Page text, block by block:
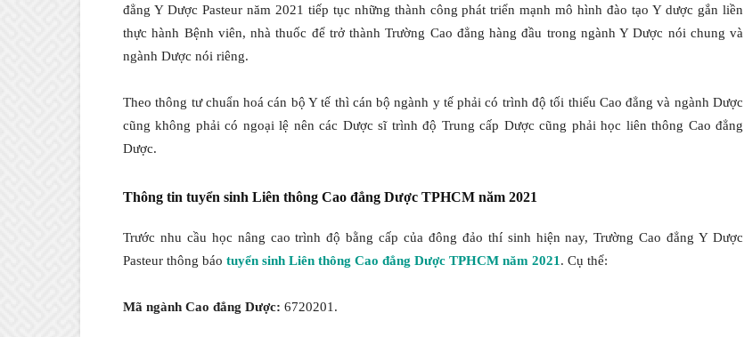
LẮK
đẳng Y Dược Pasteur năm 2021 tiếp tục những thành công phát triển mạnh mô hình đào tạo Y dược gắn liền
thực hành Bệnh viên, nhà thuốc để trở thành Trường Cao đẳng hàng đầu trong ngành Y Dược nói chung và
ngành Dược nói riêng.
Theo thông tư chuẩn hoá cán bộ Y tế thì cán bộ ngành y tế phải có trình độ tối thiểu Cao đẳng và ngành Dược
cũng không phải có ngoại lệ nên các Dược sĩ trình độ Trung cấp Dược cũng phải học liên thông Cao đẳng
Dược.
Thông tin tuyển sinh Liên thông Cao đẳng Dược TPHCM năm 2021
Trước nhu cầu học nâng cao trình độ bằng cấp của đông đảo thí sinh hiện nay, Trường Cao đẳng Y Dược
Pasteur thông báo tuyển sinh Liên thông Cao đẳng Dược TPHCM năm 2021. Cụ thể:
Mã ngành Cao đẳng Dược: 6720201.